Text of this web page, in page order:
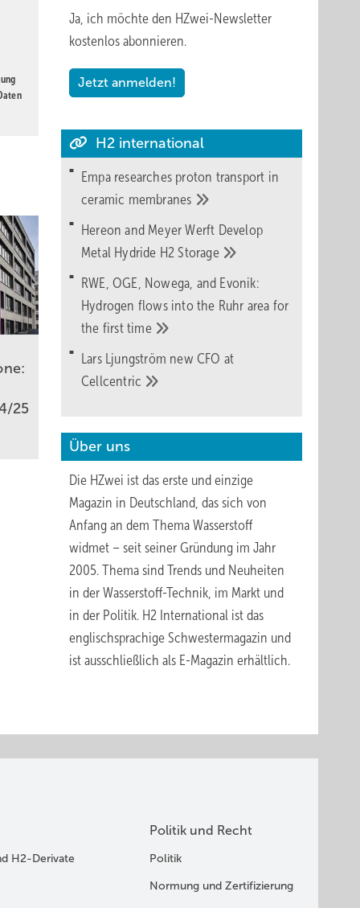
im
25
Ja, ich möchte den HZwei-Newsletter
kostenlos abonnieren.
Jetzt anmelden!
H2 international
Empa researches proton transport in
ceramic membranes
Hereon and Meyer Werft Develop
Metal Hydride H2Storage
RWE, OGE, Nowega, and Evonik:
Hydrogen flows into the Ruhr area for
the firsttime
Lars Ljungström new CFO at
Cellcentric
Über uns
Die HZwei ist das erste und einzige
Magazin in Deutschland, das sich von
Anfang an dem Thema Wasserstoff
widmet – seit seiner Gründung im Jahr
2005. Thema sind Trends und Neuheiten
in der Wasserstoff-Technik, im Markt und
in der Politik. H2 International ist das
englischsprachige Schwestermagazin und
ist ausschließlich als E-Magazin erhältlich.
H2-Derivate
Politik und Recht
Politik
Normung und Zertifizierung